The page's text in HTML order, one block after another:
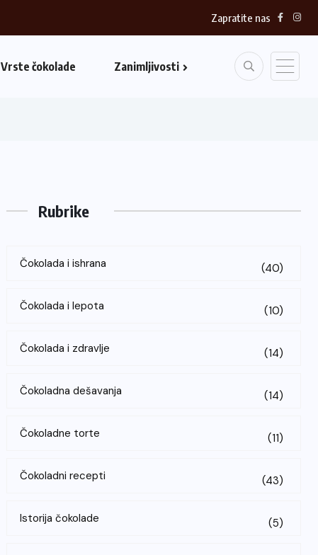
Zapratite nas
Vrste čokolade Zanimljivosti
Rubrike
Čokolada i ishrana (40)
Čokolada i lepota (10)
Čokolada i zdravlje (14)
Čokoladna dešavanja (14)
Čokoladne torte (11)
Čokoladni recepti (43)
Istorija čokolade (5)